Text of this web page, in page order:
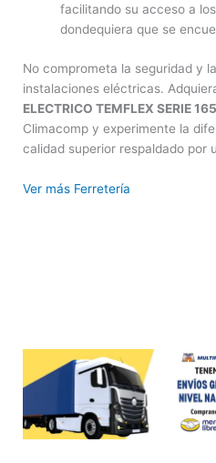
facilitando su acceso a
dondequiera que se
No comprometa la seguridad y
instalaciones eléctricas.
ELECTRICO TEMFLEX SERIE
Climacomp y experimente la
calidad superior respaldado por
Ver más Ferretería